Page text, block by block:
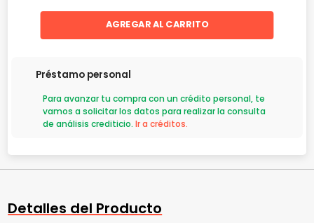
AGREGAR AL CARRITO
Préstamo personal
Para avanzar tu compra con un crédito personal, te
vamos a solicitar los datos para realizar la consulta
de análisis crediticio.Ir a créditos.
Detalles del Producto